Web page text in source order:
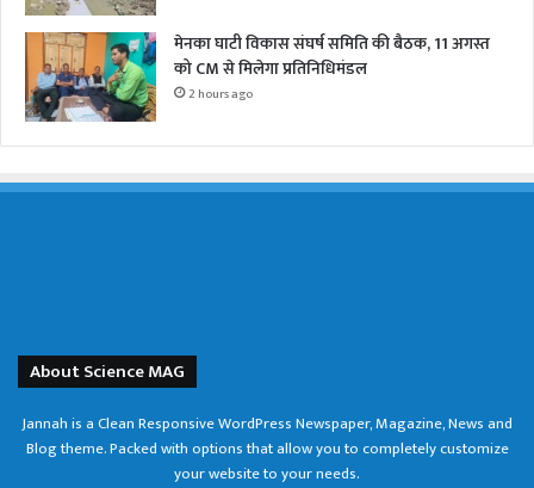
मेनका घाटी विकास संघर्ष समिति की बैठक, 11 अगस्त
को CM से मिलेगा प्रतिनिधिमंडल
2 hours ago
About Science MAG
Jannah is a Clean Responsive WordPress Newspaper, Magazine, News and
Blog theme. Packed with options that allow you to completely customize
your website to your needs.